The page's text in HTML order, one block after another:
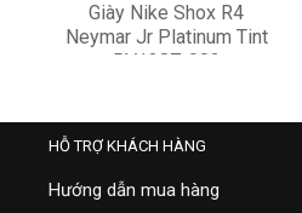
Giày Nike Shox R4
Neymar Jr Platinum Tint
BV1387-002
HỖ TRỢ KHÁCH HÀNG
Hướng dẫn mua hàng